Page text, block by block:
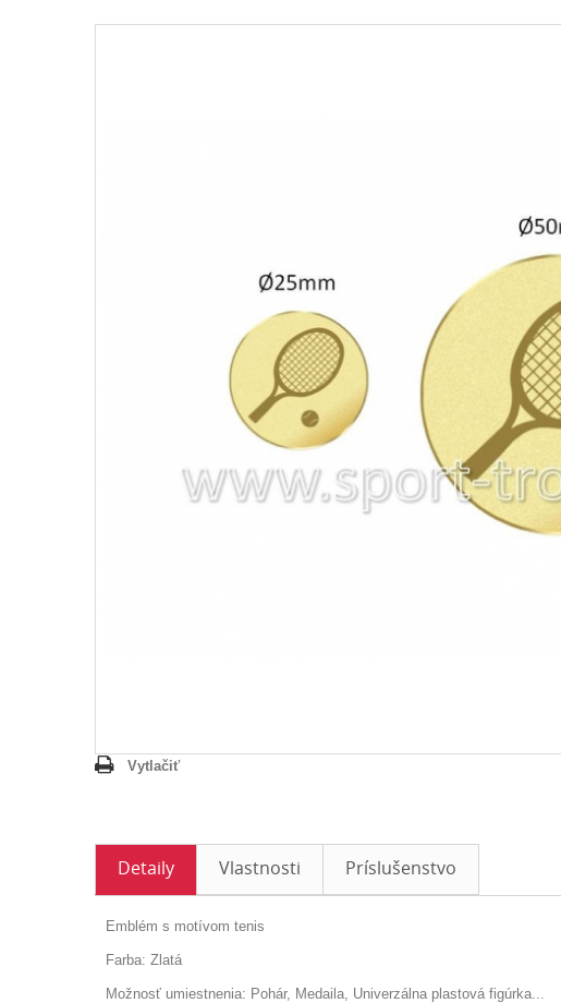
Vytlačiť
Detaily Vlastnosti Príslušenstvo
Emblém s motívom tenis
Farba: Zlatá
Možnosť umiestnenia: Pohár, Medaila, Univerzálna plastová figúrka...